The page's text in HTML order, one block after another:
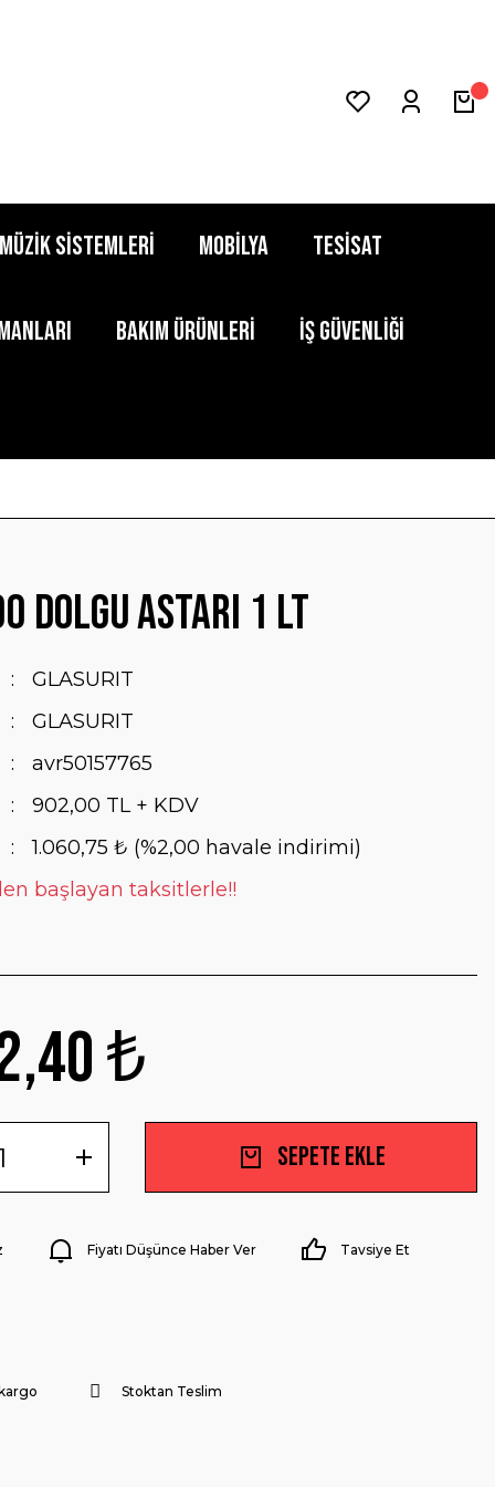
MÜZİK SİSTEMLERİ MOBİLYA TESİSAT
BAKIM ÜRÜNLERİ İŞ GÜVENLİĞİ
Dolgu Astarı 1 lt
GLASURIT
GLASURIT
avr50157765
902,00 TL + KDV
1.060,75 ₺ (%2,00 havale indirimi)
başlayan taksitlerle!!
₺
Sepete Ekle
Fiyatı Düşünce Haber Ver Tavsiye Et
Stoktan Teslim